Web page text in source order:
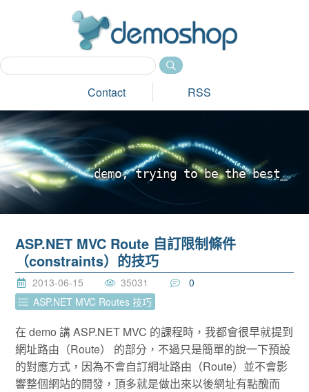
Contact RSS
demo, trying to be the best_
ASP.NET MVC Route 自訂限制條件
（constraints）的技巧
2013-06-15 35031
0
ASP.NET MVC Routes 技巧
在 demo 講 ASP.NET MVC 的課程時，我都會很早就提到
網址路由（Route） 的部分，不過只是簡單的說一下預設
的對應方式，因為不會自訂網址路由（Route）並不會影
響整個網站的開發，頂多就是做出來以後網址有點醜而